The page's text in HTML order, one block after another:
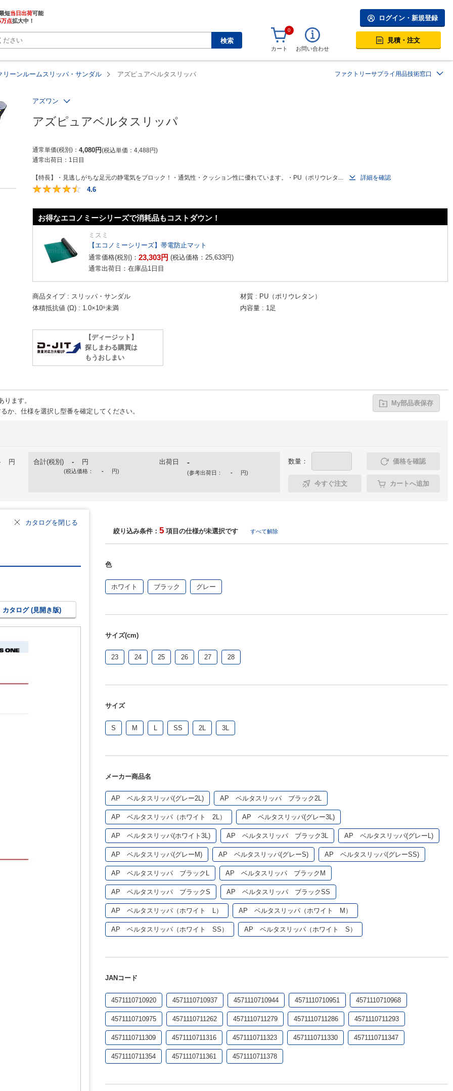
短当日出荷
万点拡大中！
検索
ログイン・新規登録
0
カート お問い合わせ
見積・注文
リーンルームスリッパ・サンダル アズピュアベルタスリッパ ファクトリーサプライ用品技術窓口
アズワン
アズピュアベルタスリッパ
通常単価(税別) 4,080円 税込単価 4,488円
通常出荷日： 1日目
【特長】・見逃しがちな足元の静電気をブロック！・通気性・クッション性に優れています。・PU（ポリウレタ...
詳細を確認
4.6
お得なエコノミーシリーズで消耗品もコストダウン！
ミスミ
【エコノミーシリーズ】帯電防止マット
通常価格(税別)：23,303円 (税込価格：25,633円)
通常出荷日：在庫品1日目
商品タイプ スリッパ・サンダル 材質
PU（ポリウレタン）
体積抵抗値 (Ω)
1.0×10⁹未満 内容量 1足
【ディージット】
探しまわる購買は
もうおしまい
ります。
か、仕様を選択し型番を確定してください。
My部品表保存
円 合計(税別) - 円
(税込価格： - 円)
出荷日 -
(参考出荷日： - 円)
数量： 価格を確認
今すぐ注文 カートへ追加
カタログを閉じる
カタログ (見開き版)
絞り込み条件： 5 項目の仕様が未選択です すべて解除
色
ホワイト ブラック グレー
サイズ(cm)
23 24 25 26 27 28
サイズ
S M SS 2L 3L
メーカー商品名
AP ベルタスリッパ(グレー2L) AP ベルタスリッパ ブラック2L
AP ベルタスリッパ（ホワイト 2L） AP ベルタスリッパ(グレー3L)
AP ベルタスリッパ(ホワイト3L) AP ベルタスリッパ ブラック3L AP ベルタスリッパ(グレーL)
AP ベルタスリッパ(グレーM) AP ベルタスリッパ(グレーS) AP ベルタスリッパ(グレーSS)
AP ベルタスリッパ ブラックL AP ベルタスリッパ ブラックM
AP ベルタスリッパ ブラックS AP ベルタスリッパ ブラックSS
AP ベルタスリッパ（ホワイト L） AP ベルタスリッパ（ホワイト M）
AP ベルタスリッパ（ホワイト SS） AP ベルタスリッパ（ホワイト S）
JANコード
4571110710920 4571110710937 4571110710944 4571110710951 4571110710968
4571110710975 4571110711262 4571110711279 4571110711286 4571110711293
4571110711309 4571110711316 4571110711323 4571110711330 4571110711347
4571110711354 4571110711361 4571110711378